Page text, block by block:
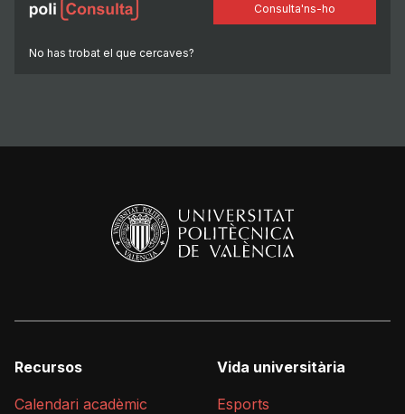
No has trobat el que cercaves?
Consulta'ns-ho
Recursos
Calendari acadèmic
Vida universitària
Esports